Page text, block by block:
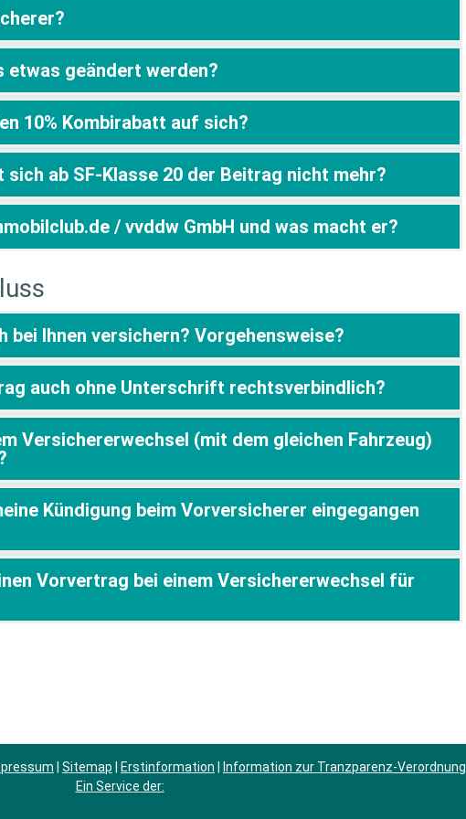
etwas geändert werden?
10% Kombirabatt auf sich?
sich ab SF-Klasse 20 der Beitrag nicht mehr?
/ vvddw GmbH und was macht er?
bei Ihnen versichern? Vorgehensweise?
auch ohne Unterschrift rechtsverbindlich?
Versichererwechsel (mit dem gleichen Fahrzeug)
Kündigung beim Vorversicherer eingegangen
Vorvertrag bei einem Versichererwechsel für
Sitemap Erstinformation
Information zur Tranzparenz-Verordnung
Ein Service der: